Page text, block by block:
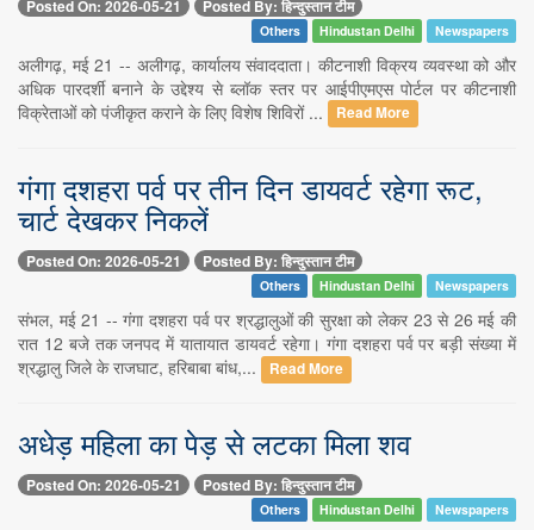
Posted On: 2026-05-21 Posted By: हिन्दुस्तान टीम
Others Hindustan Delhi Newspapers
अलीगढ़, मई 21 -- अलीगढ़, कार्यालय संवाददाता। कीटनाशी विक्रय व्यवस्था को और
अधिक पारदर्शी बनाने के उद्देश्य से ब्लॉक स्तर पर आईपीएमएस पोर्टल पर कीटनाशी
विक्रेताओं को पंजीकृत कराने के लिए विशेष शिविरों ...
Read More
गंगा दशहरा पर्व पर तीन दिन डायवर्ट रहेगा रूट,
चार्ट देखकर निकलें
Posted On: 2026-05-21 Posted By: हिन्दुस्तान टीम
Others Hindustan Delhi Newspapers
संभल, मई 21 -- गंगा दशहरा पर्व पर श्रद्धालुओं की सुरक्षा को लेकर 23 से 26 मई की
रात 12 बजे तक जनपद में यातायात डायवर्ट रहेगा। गंगा दशहरा पर्व पर बड़ी संख्या में
श्रद्धालु जिले के राजघाट, हरिबाबा बांध,...
Read More
अधेड़ महिला का पेड़ से लटका मिला शव
Posted On: 2026-05-21 Posted By: हिन्दुस्तान टीम
Others Hindustan Delhi Newspapers